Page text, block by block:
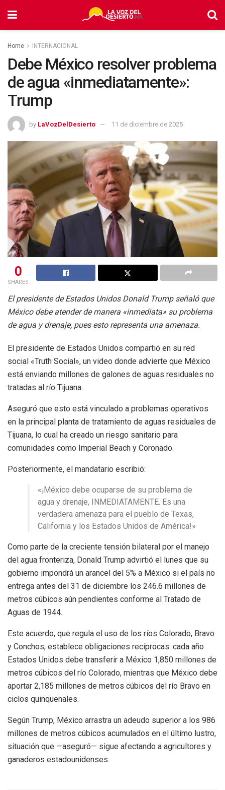
Home INTERNACIONAL
Debe México resolver problema
de agua «inmediatamente»:
Trump
by LaVozDelDesierto 11 de diciembre de 2025
0
SHARES
El presidente de Estados Unidos Donald Trump señaló que
México debe atender de manera «inmediata» su problema
de agua y drenaje, pues esto representa una amenaza.
El presidente de Estados Unidos compartió en su red
social «Truth Social», un video donde advierte que México
está enviando millones de galones de aguas residuales no
tratadas al río Tijuana.
Aseguró que esto está vinculado a problemas operativos
en la principal planta de tratamiento de aguas residuales de
Tijuana, lo cual ha creado un riesgo sanitario para
comunidades como Imperial Beach y Coronado.
Posteriormente, el mandatario escribió:
«¡México debe ocuparse de su problema de
agua y drenaje, INMEDIATAMENTE. Es una
verdadera amenaza para el pueblo de Texas,
California y los Estados Unidos de América!»
Como parte de la creciente tensión bilateral por el manejo
del agua fronteriza, Donald Trump advirtió el lunes que su
gobierno impondrá un arancel del 5% a México si el país no
entrega antes del 31 de diciembre los 246.6 millones de
metros cúbicos aún pendientes conforme al Tratado de
Aguas de 1944.
Este acuerdo, que regula el uso de los ríos Colorado, Bravo
y Conchos, establece obligaciones recíprocas: cada año
Estados Unidos debe transferir a México 1,850 millones de
metros cúbicos del río Colorado, mientras que México debe
aportar 2,185 millones de metros cúbicos del río Bravo en
ciclos quinquenales.
Según Trump, México arrastra un adeudo superior a los 986
millones de metros cúbicos acumulados en el último lustro,
situación que —aseguró— sigue afectando a agricultores y
ganaderos estadounidenses.